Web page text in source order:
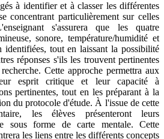
à identifier et à classer les différentes
concentrant particulièrement sur celles
s'assurera que les quatre
sonore, température/humidité et
identifiées, tout en laissant la possibilité
réponses s'ils les trouvent pertinentes
Cette approche permettra aux
esprit critique et leur capacité à
pertinentes, tout en les préparant à la
du protocole d'étude. À l'issue de cette
les élèves présenteront leurs
sous forme de carte mentale. Cette
les liens entre les différents concepts